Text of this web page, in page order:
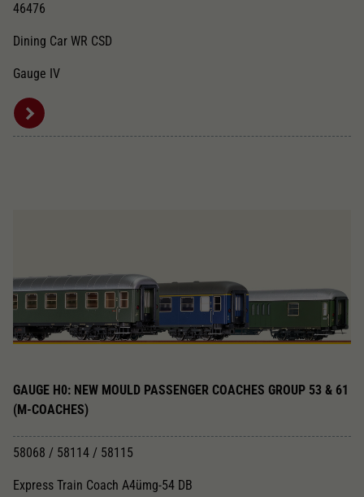
46476
Dining Car WR CSD
Gauge IV
GAUGE H0: NEW MOULD PASSENGER COACHES GROUP 53 & 61
(M-COACHES)
58068 / 58114 / 58115
Express Train Coach A4ümg-54 DB